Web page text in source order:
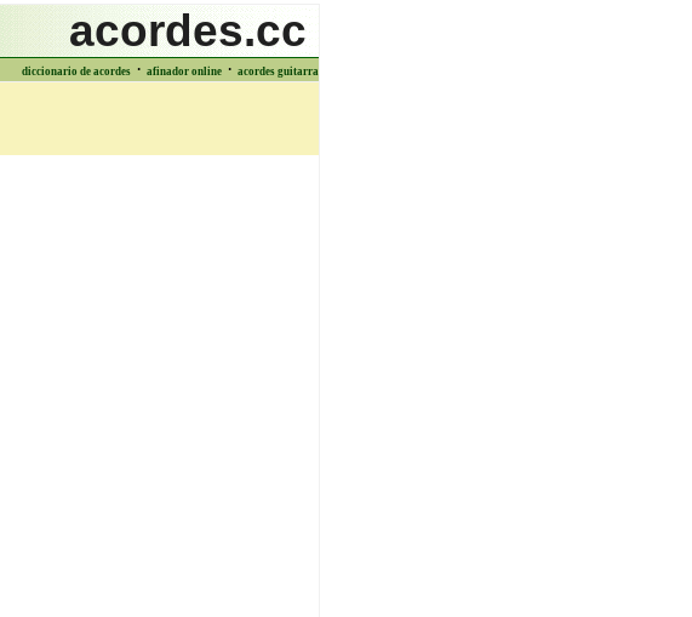
acordes.cc
diccionario de acordes · afinador online · acordes guitarra